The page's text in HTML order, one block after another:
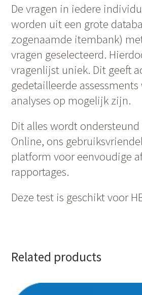
De vragen in iedere
worden uit een grote
zogenaamde itembank)
vragen geselecteerd.
vragenlijst uniek. Dit geeft
gedetailleerde
analyses op mogelijk zijn.
Dit alles wordt
Online, ons
platform voor eenvoudige
rapportages.
Deze test is geschikt voor
Related products